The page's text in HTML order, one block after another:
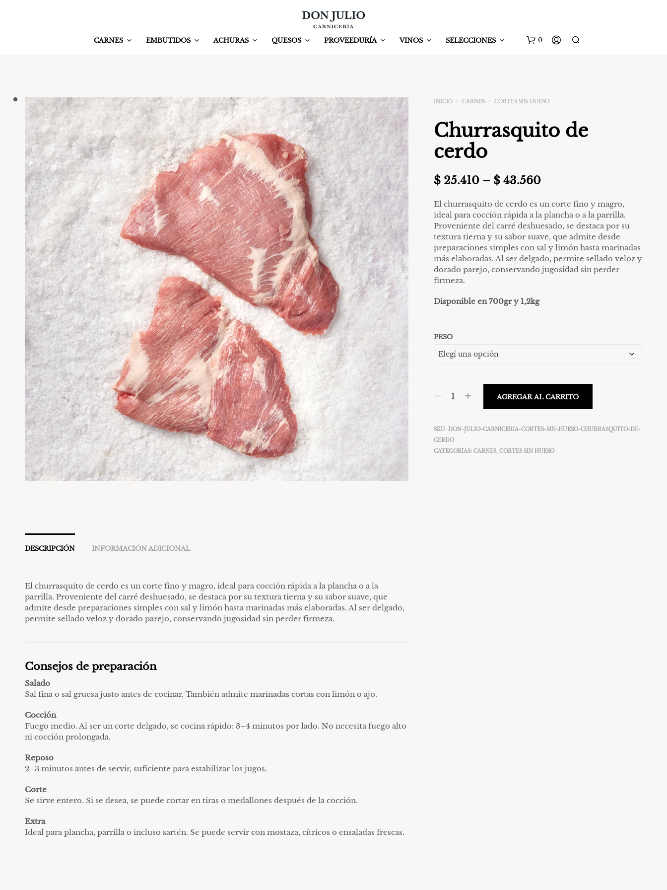
CARNES EMBUTIDOS ACHURAS QUESOS PROVEEDURÍA VINOS SELECCIONES 0
P
R
O
D
U
C
T
O
O
.
INICIO / CARNES / CORTES SIN HUESO
Churrasquito de
cerdo
$25.410 – $43.560Rango
precios:
desde
$ 25.410
hasta
$ 43.560
El churrasquito de cerdo es un corte fino y magro,
ideal para cocción rápida a la plancha o a la parrilla.
Proveniente del carré deshuesado, se destaca por su
textura tierna y su sabor suave, que admite desde
preparaciones simples con sal y limón hasta marinadas
más elaboradas. Al ser delgado, permite sellado veloz y
dorado parejo, conservando jugosidad sin perder
firmeza.
Disponible en 700gr y 1,2kg
PESO
AGREGAR AL CARRITO
SKU: DON-JULIO-CARNICERIA-CORTES-SIN-HUESO-CHURRASQUITO-DE-
CERDO
CATEGORÍAS: CARNES, CORTES SIN HUESO
DESCRIPCIÓN INFORMACIÓN ADICIONAL
El churrasquito de cerdo es un corte fino y magro, ideal para cocción rápida a la plancha o a la
parrilla. Proveniente del carré deshuesado, se destaca por su textura tierna y su sabor suave, que
admite desde preparaciones simples con sal y limón hasta marinadas más elaboradas. Al ser delgado,
permite sellado veloz y dorado parejo, conservando jugosidad sin perder firmeza.
Consejos de preparación
Salado
Sal fina o sal gruesa justo antes de cocinar. También admite marinadas cortas con limón o ajo.
Cocción
Fuego medio. Al ser un corte delgado, se cocina rápido: 3–4 minutos por lado. No necesita fuego alto
ni cocción prolongada.
Reposo
2–3 minutos antes de servir, suficiente para estabilizar los jugos.
Corte
Se sirve entero. Si se desea, se puede cortar en tiras o medallones después de la cocción.
Extra
Ideal para plancha, parrilla o incluso sartén. Se puede servir con mostaza, cítricos o ensaladas frescas.